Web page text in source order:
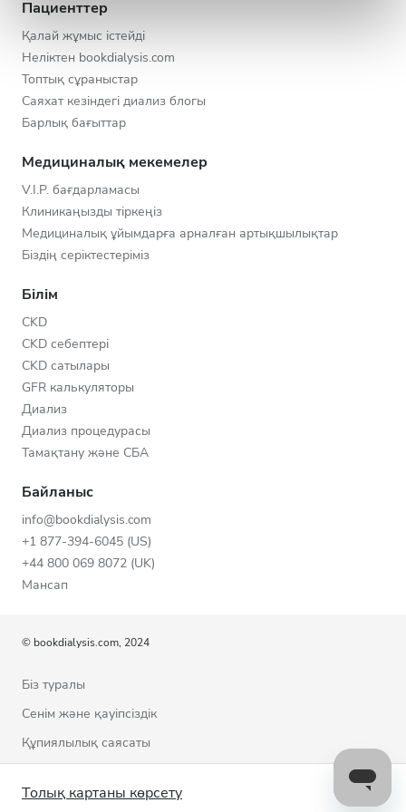
Толық картаны көрсету
Пациенттер
Қалай жұмыс істейді
Неліктен bookdialysis.com
Топтық сұраныстар
Саяхат кезіндегі диализ блогы
Барлық бағыттар
Медициналық мекемелер
V.I.P. бағдарламасы
Клиникаңызды тіркеңіз
Медициналық ұйымдарға арналған артықшылықтар
Біздің серіктестеріміз
Білім
CKD
CKD себептері
CKD сатылары
GFR калькуляторы
Диализ
Диализ процедурасы
Тамақтану және СБА
Байланыс
info@bookdialysis.com
+1 877-394-6045 (US)
+44 800 069 8072 (UK)
Мансап
© bookdialysis.com, 2024
Біз туралы
Сенім және қауіпсіздік
Құпиялылық саясаты
Cookie саясаты